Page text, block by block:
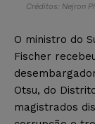
Créditos: Nejron
O ministro do
Fischer
Otsu, do
magistrados